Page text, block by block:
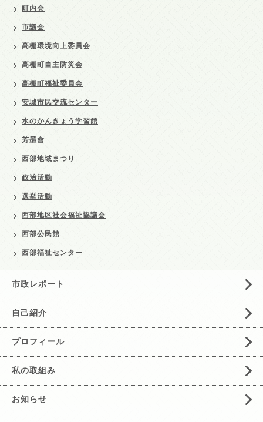
町内会
市議会
高棚環境向上委員会
高棚町自主防災会
高棚町福祉委員会
安城市民交流センター
水のかんきょう学習館
芳墨會
西部地域まつり
政治活動
選挙活動
西部地区社会福祉協議会
西部公民館
西部福祉センター
市政レポート
自己紹介
プロフィール
私の取組み
お知らせ